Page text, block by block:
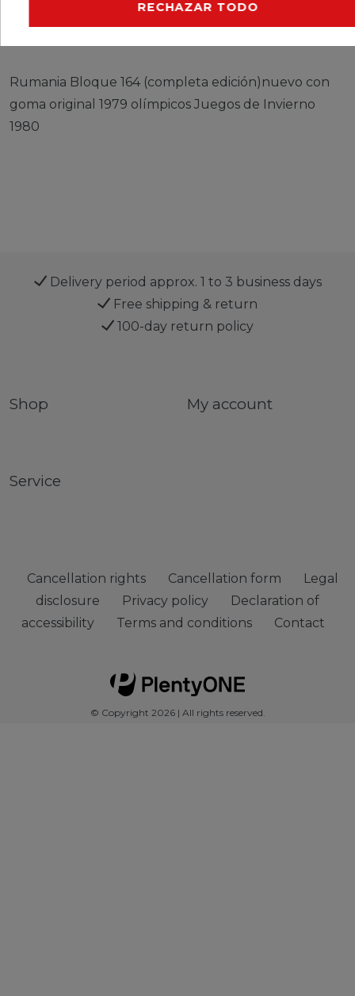
CERES::TEMPLATE.SINGLEITEMMANUFACTURER
Rumania Bloque 164 (completa edición)nuevo con
goma original 1979 olímpicos Juegos de Invierno
1980
Delivery period approx. 1 to 3 business days
Free shipping & return
100-day return policy
Shop My account
Service
Cancellation rights Cancellation form
Legal
disclosure
Privacy policy
Declaration of
accessibility
Terms and conditions Contact
© Copyright 2026 | All rights reserved.
RECHAZAR TODO